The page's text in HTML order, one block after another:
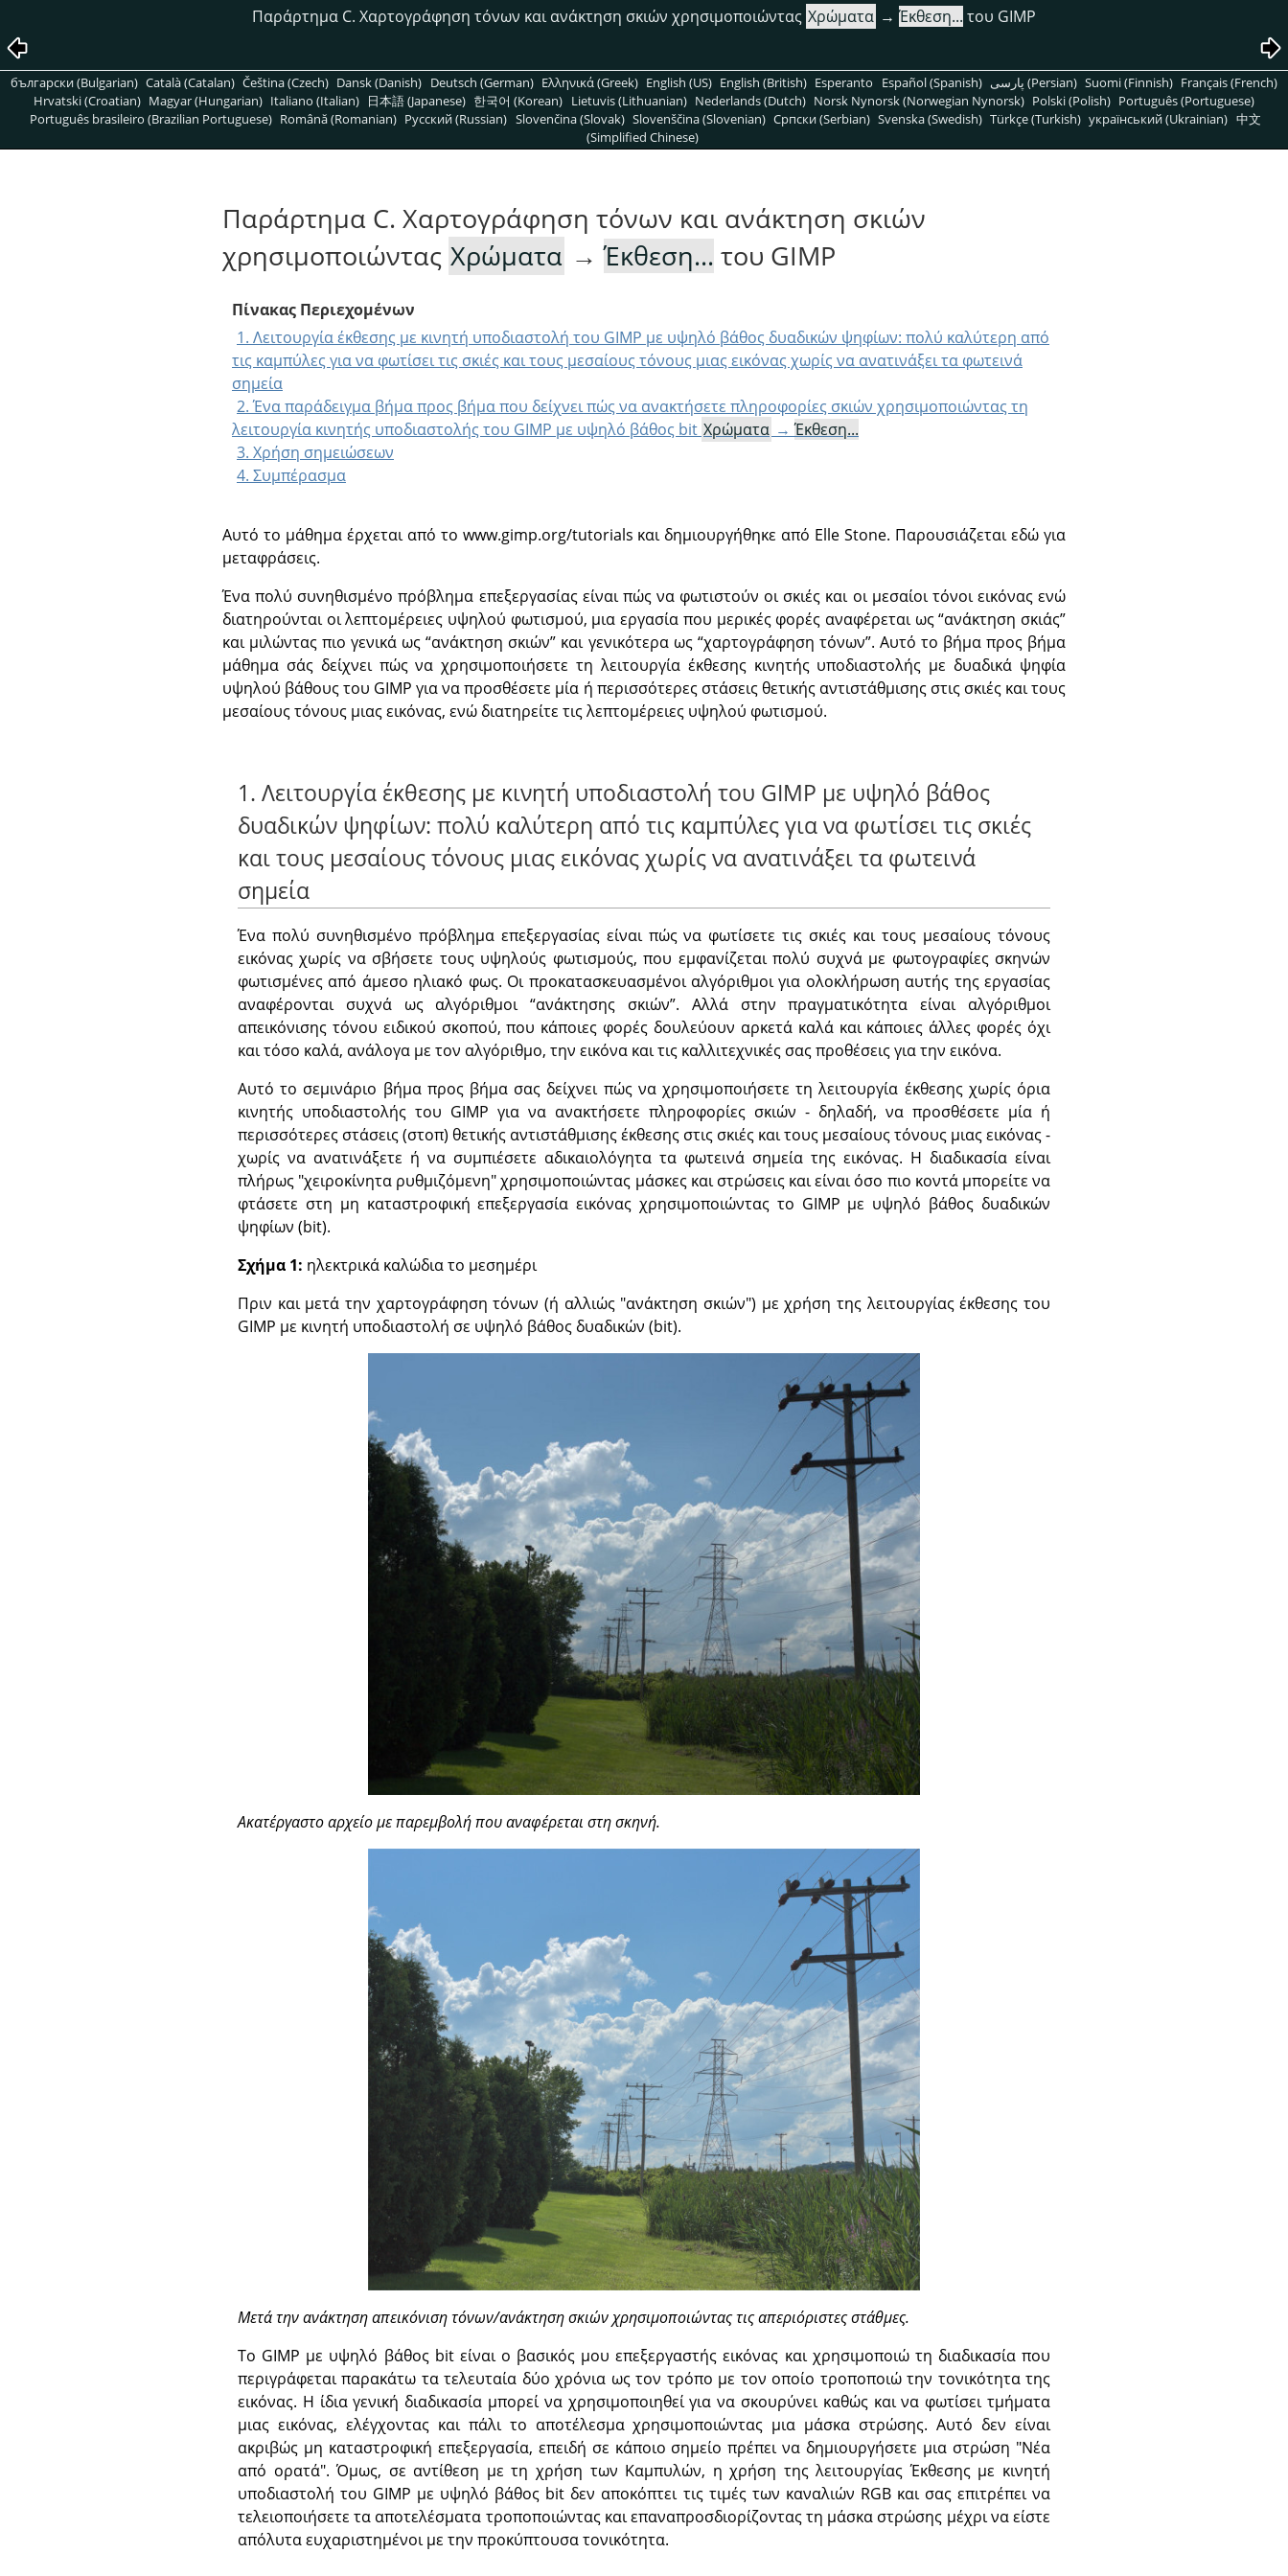
Παράρτημα C. Χαρτογράφηση τόνων και ανάκτηση σκιών χρησιμοποιώντας Χρώματα → Έκθεση... του GIMP
български (Bulgarian) Català (Catalan) Čeština (Czech) Dansk (Danish) Deutsch (German) Ελληνικά (Greek) English (US) English (British) Esperanto Español (Spanish) پارسی (Persian) Suomi (Finnish) Français (French)
Hrvatski (Croatian) Magyar (Hungarian) Italiano (Italian) 日本語 (Japanese) 한국어 (Korean) Lietuvis (Lithuanian) Nederlands (Dutch) Norsk Nynorsk (Norwegian Nynorsk) Polski (Polish) Português (Portuguese)
Português brasileiro (Brazilian Portuguese) Română (Romanian) Pусский (Russian) Slovenčina (Slovak) Slovenščina (Slovenian) Српски (Serbian) Svenska (Swedish) Türkçe (Turkish) український (Ukrainian) 中文
(Simplified Chinese)
Παράρτημα C. Χαρτογράφηση τόνων και ανάκτηση σκιών
χρησιμοποιώντας Χρώματα →Έκθεση... του GIMP
Πίνακας Περιεχομένων
1. Λειτουργία έκθεσης με κινητή υποδιαστολή του GIMP με υψηλό βάθος δυαδικών ψηφίων: πολύ καλύτερη από
τις καμπύλες για να φωτίσει τις σκιές και τους μεσαίους τόνους μιας εικόνας χωρίς να ανατινάξει τα φωτεινά
σημεία
2. Ένα παράδειγμα βήμα προς βήμα που δείχνει πώς να ανακτήσετε πληροφορίες σκιών χρησιμοποιώντας τη
λειτουργία κινητής υποδιαστολής του GIMP με υψηλό βάθος bit Χρώματα →Έκθεση...
3. Χρήση σημειώσεων
4. Συμπέρασμα
Αυτό το μάθημα έρχεται από το www.gimp.org/tutorials και δημιουργήθηκε από Elle Stone. Παρουσιάζεται εδώ για
μεταφράσεις.
Ένα πολύ συνηθισμένο πρόβλημα επεξεργασίας είναι πώς να φωτιστούν οι σκιές και οι μεσαίοι τόνοι εικόνας ενώ
διατηρούνται οι λεπτομέρειες υψηλού φωτισμού, μια εργασία που μερικές φορές αναφέρεται ως “ανάκτηση σκιάς”
και μιλώντας πιο γενικά ως “ανάκτηση σκιών” και γενικότερα ως “χαρτογράφηση τόνων”. Αυτό το βήμα προς βήμα
μάθημα σάς δείχνει πώς να χρησιμοποιήσετε τη λειτουργία έκθεσης κινητής υποδιαστολής με δυαδικά ψηφία
υψηλού βάθους του GIMP για να προσθέσετε μία ή περισσότερες στάσεις θετικής αντιστάθμισης στις σκιές και τους
μεσαίους τόνους μιας εικόνας, ενώ διατηρείτε τις λεπτομέρειες υψηλού φωτισμού.
1. Λειτουργία έκθεσης με κινητή υποδιαστολή του GIMP με υψηλό βάθος
δυαδικών ψηφίων: πολύ καλύτερη από τις καμπύλες για να φωτίσει τις σκιές
και τους μεσαίους τόνους μιας εικόνας χωρίς να ανατινάξει τα φωτεινά
σημεία
Ένα πολύ συνηθισμένο πρόβλημα επεξεργασίας είναι πώς να φωτίσετε τις σκιές και τους μεσαίους τόνους
εικόνας χωρίς να σβήσετε τους υψηλούς φωτισμούς, που εμφανίζεται πολύ συχνά με φωτογραφίες σκηνών
φωτισμένες από άμεσο ηλιακό φως. Οι προκατασκευασμένοι αλγόριθμοι για ολοκλήρωση αυτής της εργασίας
αναφέρονται συχνά ως αλγόριθμοι “ανάκτησης σκιών”. Αλλά στην πραγματικότητα είναι αλγόριθμοι
απεικόνισης τόνου ειδικού σκοπού, που κάποιες φορές δουλεύουν αρκετά καλά και κάποιες άλλες φορές όχι
και τόσο καλά, ανάλογα με τον αλγόριθμο, την εικόνα και τις καλλιτεχνικές σας προθέσεις για την εικόνα.
Αυτό το σεμινάριο βήμα προς βήμα σας δείχνει πώς να χρησιμοποιήσετε τη λειτουργία έκθεσης χωρίς όρια
κινητής υποδιαστολής του GIMP για να ανακτήσετε πληροφορίες σκιών - δηλαδή, να προσθέσετε μία ή
περισσότερες στάσεις (στοπ) θετικής αντιστάθμισης έκθεσης στις σκιές και τους μεσαίους τόνους μιας εικόνας -
χωρίς να ανατινάξετε ή να συμπιέσετε αδικαιολόγητα τα φωτεινά σημεία της εικόνας. Η διαδικασία είναι
πλήρως "χειροκίνητα ρυθμιζόμενη" χρησιμοποιώντας μάσκες και στρώσεις και είναι όσο πιο κοντά μπορείτε να
φτάσετε στη μη καταστροφική επεξεργασία εικόνας χρησιμοποιώντας το GIMP με υψηλό βάθος δυαδικών
ψηφίων (bit).
Σχήμα 1: ηλεκτρικά καλώδια το μεσημέρι
Πριν και μετά την χαρτογράφηση τόνων (ή αλλιώς "ανάκτηση σκιών") με χρήση της λειτουργίας έκθεσης του
GIMP με κινητή υποδιαστολή σε υψηλό βάθος δυαδικών (bit).
Ακατέργαστο αρχείο με παρεμβολή που αναφέρεται στη σκηνή.
Μετά την ανάκτηση απεικόνιση τόνων/ανάκτηση σκιών χρησιμοποιώντας τις απεριόριστες στάθμες.
Το GIMP με υψηλό βάθος bit είναι ο βασικός μου επεξεργαστής εικόνας και χρησιμοποιώ τη διαδικασία που
περιγράφεται παρακάτω τα τελευταία δύο χρόνια ως τον τρόπο με τον οποίο τροποποιώ την τονικότητα της
εικόνας. Η ίδια γενική διαδικασία μπορεί να χρησιμοποιηθεί για να σκουρύνει καθώς και να φωτίσει τμήματα
μιας εικόνας, ελέγχοντας και πάλι το αποτέλεσμα χρησιμοποιώντας μια μάσκα στρώσης. Αυτό δεν είναι
ακριβώς μη καταστροφική επεξεργασία, επειδή σε κάποιο σημείο πρέπει να δημιουργήσετε μια στρώση "Νέα
από ορατά". Όμως, σε αντίθεση με τη χρήση των Καμπυλών, η χρήση της λειτουργίας Έκθεσης με κινητή
υποδιαστολή του GIMP με υψηλό βάθος bit δεν αποκόπτει τις τιμές των καναλιών RGB και σας επιτρέπει να
τελειοποιήσετε τα αποτελέσματα τροποποιώντας και επαναπροσδιορίζοντας τη μάσκα στρώσης μέχρι να είστε
απόλυτα ευχαριστημένοι με την προκύπτουσα τονικότητα.